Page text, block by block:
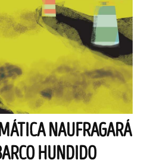
NAUFRAGARÁ
HUNDIDO